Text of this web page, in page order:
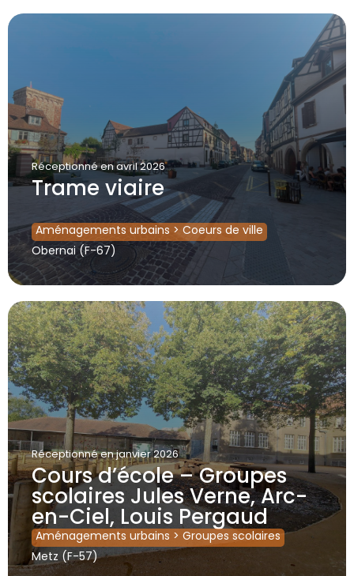
Réceptionnéen avril 2026
Trame viaire
Aménagements urbains > Coeurs de ville
Obernai (F-67)
Réceptionnéen janvier 2026
Cours d’école – Groupes
scolaires Jules Verne, Arc-
en-Ciel, Louis Pergaud
Aménagements urbains > Groupes scolaires
Metz (F-57)